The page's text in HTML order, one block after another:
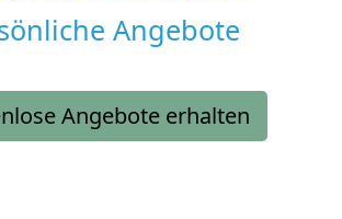
Angebote
Angebote erhalten